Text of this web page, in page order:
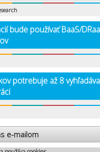
bude používať BaaS/
potrebuje až 8
e-mailom